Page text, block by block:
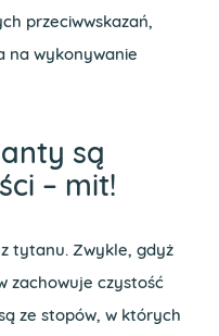
przeciwwskazań,
na wykonywanie
są
– mit!
tytanu. Zwykle, gdyż
zachowuje czystość
ze stopów, w których